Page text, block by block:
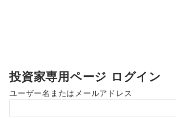
投資家専用ページ ログイン
ユーザー名またはメールアドレス